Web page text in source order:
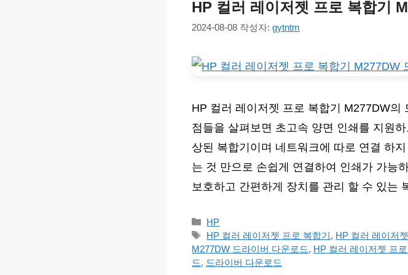
HP 컬러 레이저젯 프로 복합기
2024-08-08 작성자: gytntm
HP 컬러 레이저젯 프로 복합기 M277DW
점들을 살펴보면 초고속 양면 인쇄를 지원
상된 복합기이며 네트워크에 따로 연결 하
는 것 만으로 손쉽게 연결하여 인쇄가 가능
보호하고 간편하게 장치를 관리 할 수 있는
카
테
고
리
HP
태
그
HP 컬러 레이저젯 프로 복합기, HP 컬러 레이저
M277DW 드라이버 다운로드, HP 컬러 레이저젯 프
드, 드라이버 다운로드